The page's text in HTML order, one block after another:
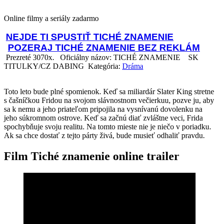
Online filmy a seriály zadarmo
NEJDE TI SPUSTIŤ TICHÉ ZNAMENIE
POZERAJ TICHÉ ZNAMENIE BEZ REKLÁM
Prezreté 3070x. Oficiálny názov: TICHÉ ZNAMENIE
SK
TITULKY/CZ DABING Kategória: Dráma
Toto leto bude plné spomienok. Keď sa miliardár Slater King stretne
s čašníčkou Fridou na svojom slávnostnom večierkuu, pozve ju, aby
sa k nemu a jeho priateľom pripojila na vysnívanú dovolenku na
jeho súkromnom ostrove. Keď sa začnú diať zvláštne veci, Frida
spochybňuje svoju realitu. Na tomto mieste nie je niečo v poriadku.
Ak sa chce dostať z tejto párty živá, bude musieť odhaliť pravdu.
Film Tiché znamenie online trailer